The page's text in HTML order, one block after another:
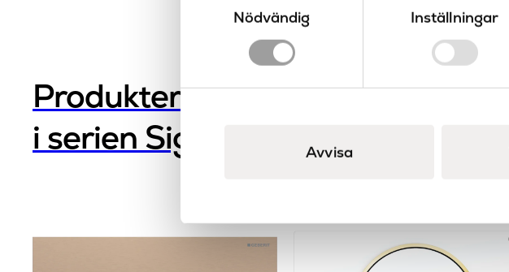
Nödvändig
Inställningar
Avvisa
Produkter
i serien Sigma